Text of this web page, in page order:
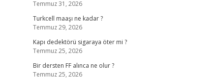
Temmuz 31, 2026
Turkcell maaşı ne kadar ?
Temmuz 29, 2026
Kapı dedektörü sigaraya öter mi ?
Temmuz 25, 2026
Bir dersten FF alınca ne olur ?
Temmuz 25, 2026